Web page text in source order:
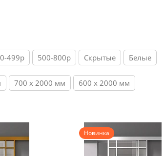
499р 500-800р Скрытые Белые
700 х 2000 мм 600 х 2000 мм
Новинка